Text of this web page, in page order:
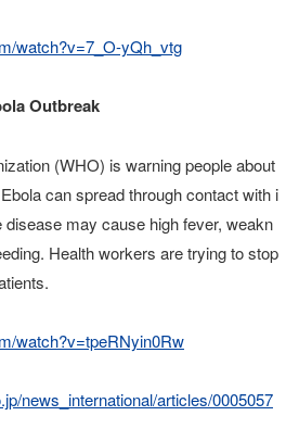
watch?v=7_O-yQh_vtg
Outbreak
(WHO) is warning people about
can spread through contact with i
may cause high fever, weakn
Health workers are trying to stop
watch?v=tpeRNyin0Rw
news_international/articles/0005057